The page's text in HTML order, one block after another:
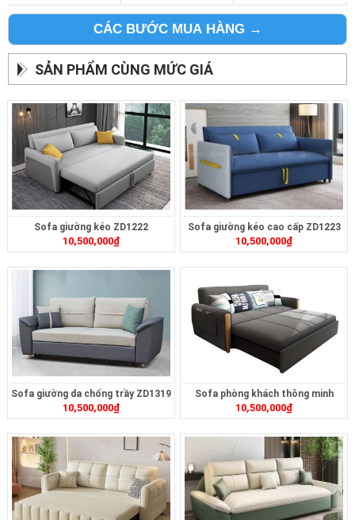
CÁC BƯỚC MUA HÀNG →
SẢN PHẨM CÙNG MỨC GIÁ
Sofa giường kéo ZD1222
10,500,000₫
Sofa giường kéo cao cấp ZD1223
10,500,000₫
Sofa giường da chống trầy ZD1319
10,500,000₫
Sofa phòng khách thông minh
ZD1225
10,500,000₫